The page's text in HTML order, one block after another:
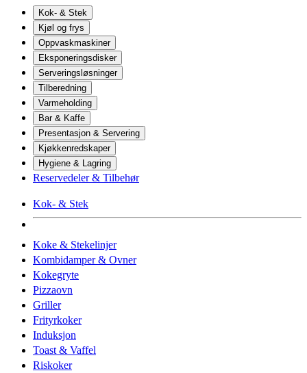
Kok- & Stek
Kjøl og frys
Oppvaskmaskiner
Eksponeringsdisker
Serveringsløsninger
Tilberedning
Varmeholding
Bar & Kaffe
Presentasjon & Servering
Kjøkkenredskaper
Hygiene & Lagring
Reservedeler & Tilbehør
Kok- & Stek
Koke & Stekelinjer
Kombidamper & Ovner
Kokegryte
Pizzaovn
Griller
Frityrkoker
Induksjon
Toast & Vaffel
Riskoker